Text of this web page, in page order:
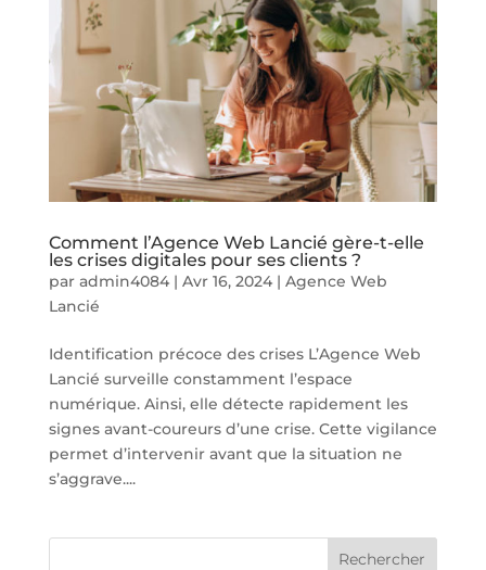
Comment l’Agence Web Lancié gère-t-elle
les crises digitales pour ses clients ?
par admin4084| Avr 16, 2024| Agence Web
Lancié
Identification précoce des crises L’Agence Web
Lancié surveille constamment l’espace
numérique. Ainsi, elle détecte rapidement les
signes avant-coureurs d’une crise. Cette vigilance
permet d’intervenir avant que la situation ne
s’aggrave....